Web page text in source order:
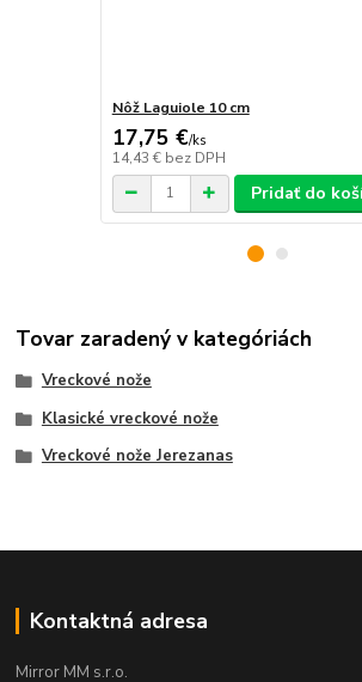
Nôž Laguiole 10 cm
17,75 €/ks
14,43 € bez DPH
Pridať do
Tovar zaradený v kategóriách
Vreckové nože
Klasické vreckové nože
Vreckové nože Jerezanas
Kontaktná adresa
Mirror MM s.r.o.